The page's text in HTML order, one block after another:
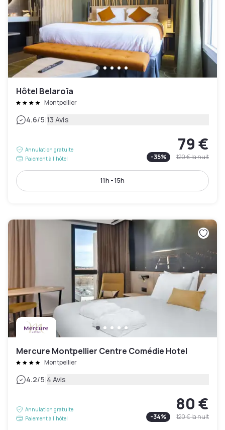
Hôtel Belaroïa
Montpellier
4.6/5|13 Avis
Annulation gratuite
Paiement à l'hôtel
79 €
-35% 120 €la nuit
11h - 15h
Mercure Montpellier Centre Comédie Hotel
Montpellier
4.2/5|4 Avis
Annulation gratuite
Paiement à l'hôtel
80 €
-34% 120 €la nuit